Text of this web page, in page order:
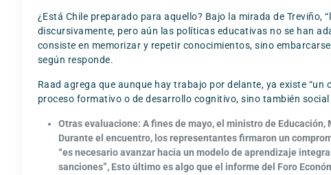
¿Está Chile preparado para aquello? Bajo la mirada de
discursivamente, pero aún las políticas educativas no se han
consiste en memorizar y repetir conocimientos, sino
según responde.
Raad agrega que aunque hay trabajo por delante, ya existe
proceso formativo o de desarrollo cognitivo, sino también
Otras evaluacione: A fines de mayo, el ministro de
Durante el encuentro, los representantes firmaron un
“es necesario avanzar hacia un modelo de aprendizaje
sanciones”, Esto último es algo que el informe del Foro